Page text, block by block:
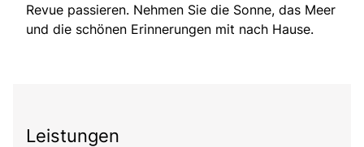
Revue passieren. Nehmen Sie die Sonne, das Meer
und die schönen Erinnerungen mit nach Hause.
Leistungen